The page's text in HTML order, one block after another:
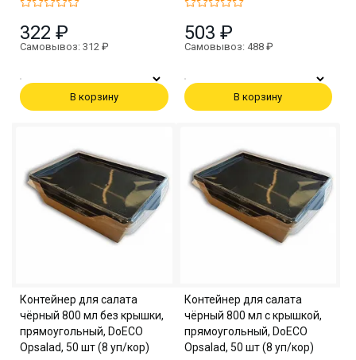
322 ₽
Самовывоз: 312 ₽
В корзину
503 ₽
Самовывоз: 488 ₽
В корзину
Контейнер для салата
чёрный 800 мл без крышки,
прямоугольный, DoECO
Opsalad, 50 шт (8 уп/кор)
Контейнер для салата
чёрный 800 мл с крышкой,
прямоугольный, DoECO
Opsalad, 50 шт (8 уп/кор)